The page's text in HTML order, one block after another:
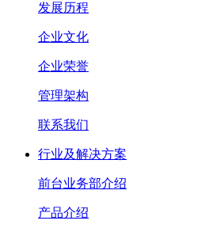
发展历程
企业文化
企业荣誉
管理架构
联系我们
行业及解决方案
前台业务部介绍
产品介绍